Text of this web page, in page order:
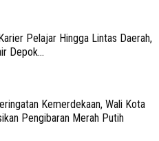
Pelajar Hingga Lintas Daerah,
Depok...
Kemerdekaan, Wali Kota
Pengibaran Merah Putih